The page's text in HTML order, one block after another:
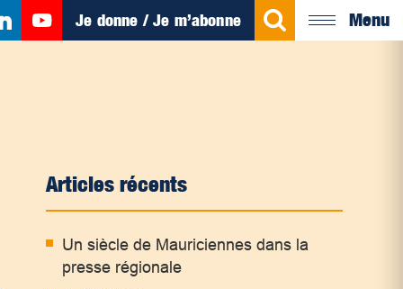
Je donne / Je m’abonne Menu
Articles récents
Un siècle de Mauriciennes dans la
presse régionale